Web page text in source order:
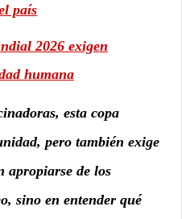
país
2026 exigen
humana
esta copa
pero también exige
apropiarse de los
sino en entender qué